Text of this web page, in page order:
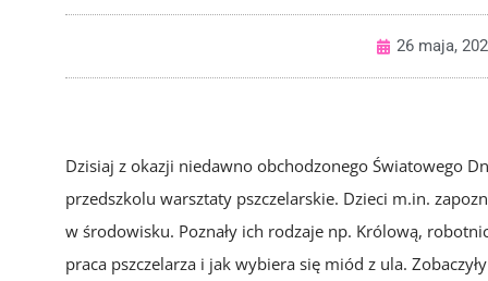
26 maja,
Dzisiaj z okazji niedawno obchodzonego Światowego
przedszkolu warsztaty pszczelarskie. Dzieci m.in.
w środowisku. Poznały ich rodzaje np. Królową,
praca pszczelarza i jak wybiera się miód z ula.